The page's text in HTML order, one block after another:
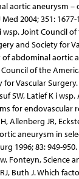
aortic aneurysm –
2004; 351:
wsp. Joint Council
and Society for
abdominal aortic
of the
Vascular Surgery.
SW, Latief K i
for endovascular
Allenberg JR,
aneurysm in
1996; 83: 949-
Fonteyn, Science
Buth J. Which